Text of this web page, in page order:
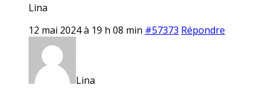
Lina
12 mai 2024 à 19 h 08 min #57373 Répondre
Lina